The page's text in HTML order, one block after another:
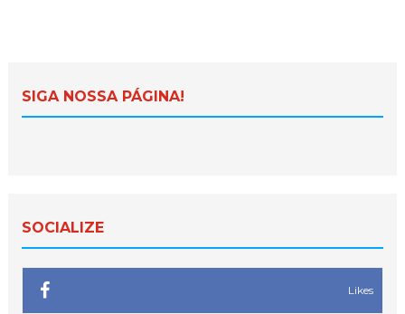
SIGA NOSSA PÁGINA!
SOCIALIZE
Likes